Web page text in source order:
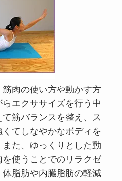
肉の使い方や動かす方
エクササイズを行う中
筋バランスを整え、ス
くてしなやかなボディを
た、ゆっくりとした動
を使うことでのリラクゼ
脂肪や内臓脂肪の軽減